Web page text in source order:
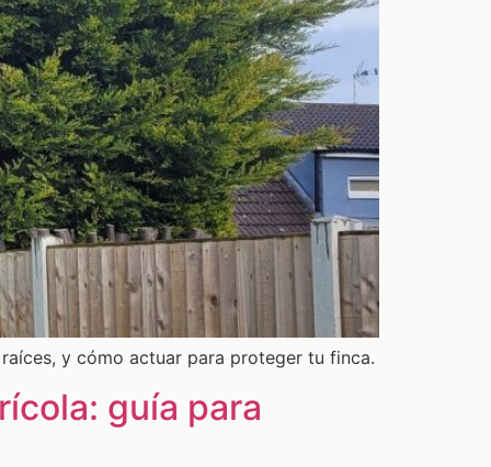
y cómo actuar para proteger tu finca.
guía para